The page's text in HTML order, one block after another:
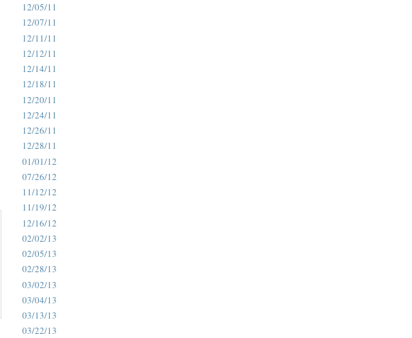
12/05/11
12/07/11
12/11/11
12/12/11
12/14/11
12/18/11
12/20/11
12/24/11
12/26/11
12/28/11
01/01/12
07/26/12
11/12/12
11/19/12
12/16/12
02/02/13
02/05/13
02/28/13
03/02/13
03/04/13
03/13/13
03/22/13